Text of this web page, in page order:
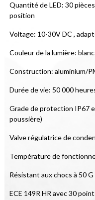
Quantité de LED: 30
position
Voltage: 10-30V DC ,
Couleur de la lumière:
Construction: aluminium/
Durée de vie: 50 000
Grade de protection IP67
poussière)
Valve régulatrice de
Température de
Résistant aux chocs à 50 G
ECE 149R HR avec 30